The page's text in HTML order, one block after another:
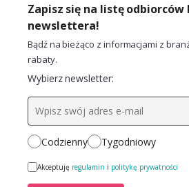
Zapisz się na listę odbiorców
newslettera!
Bądź na bieżąco z informacjami z
rabaty.
Wybierz newsletter:
Codzienny Tygodniowy
Akceptuję regulamin i politykę prywatności